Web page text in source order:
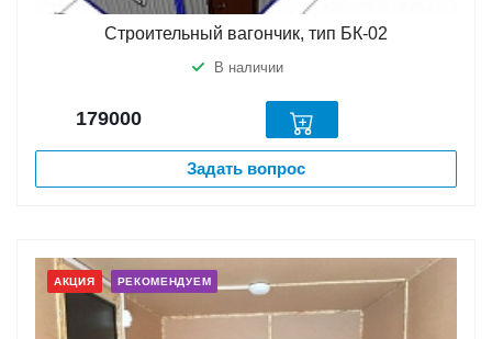
Строительный вагончик, тип БК-02
В наличии
179000
Задать вопрос
АКЦИЯ РЕКОМЕНДУЕМ